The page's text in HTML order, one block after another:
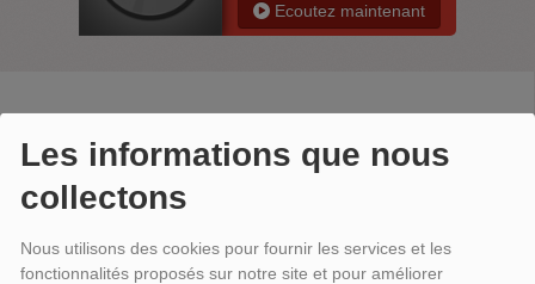
Les informations que nous
collectons
Nous utilisons des cookies pour fournir les services et les
fonctionnalités proposés sur notre site et pour améliorer
Ecoutez maintenant
VERSION ORIGINALE # 16 MARS
2024 – INVITÉS : SORAYA THOMAS
ET KOHNDO